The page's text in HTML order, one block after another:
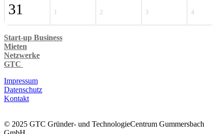
31
1 2 3 4
Start-up Business
Mieten
Netzwerke
GTC
Impressum
Datenschutz
Kontakt
© 2025 GTC Gründer- und TechnologieCentrum Gummersbach